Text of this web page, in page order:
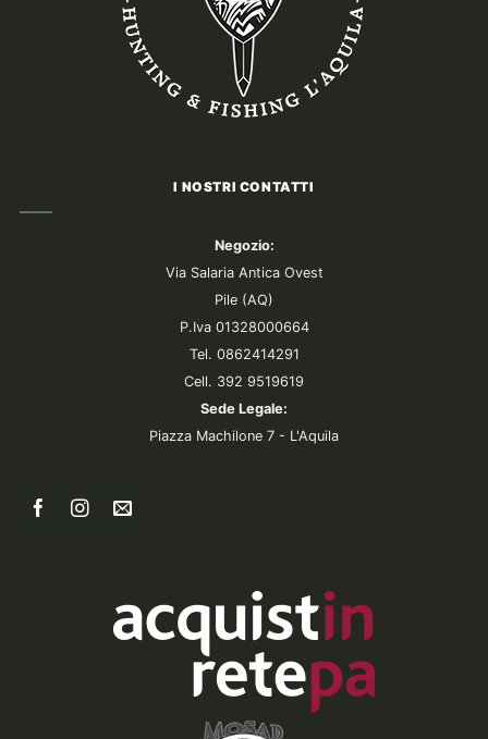
I NOSTRI CONTATTI
Negozio:
Via Salaria Antica Ovest
Pile (AQ)
P.Iva 01328000664
Tel. 0862414291
Cell. 392 9519619
Sede Legale:
Piazza Machilone 7 - L'Aquila